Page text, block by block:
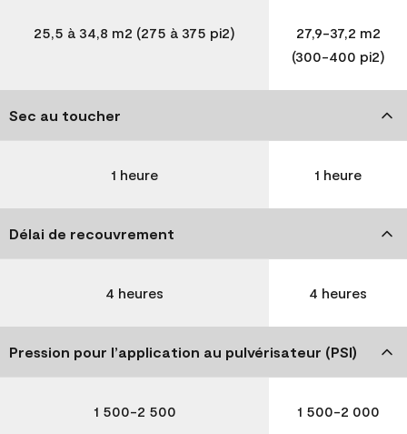
25,5 à 34,8 m2 (275 à 375 pi2)
27,9-37,2 m2
(300-400 pi2)
Sec au toucher
1 heure 1 heure
Délai de recouvrement
4 heures 4 heures
Pression pour l’application au pulvérisateur (PSI)
1 500-2 500 1 500-2 000